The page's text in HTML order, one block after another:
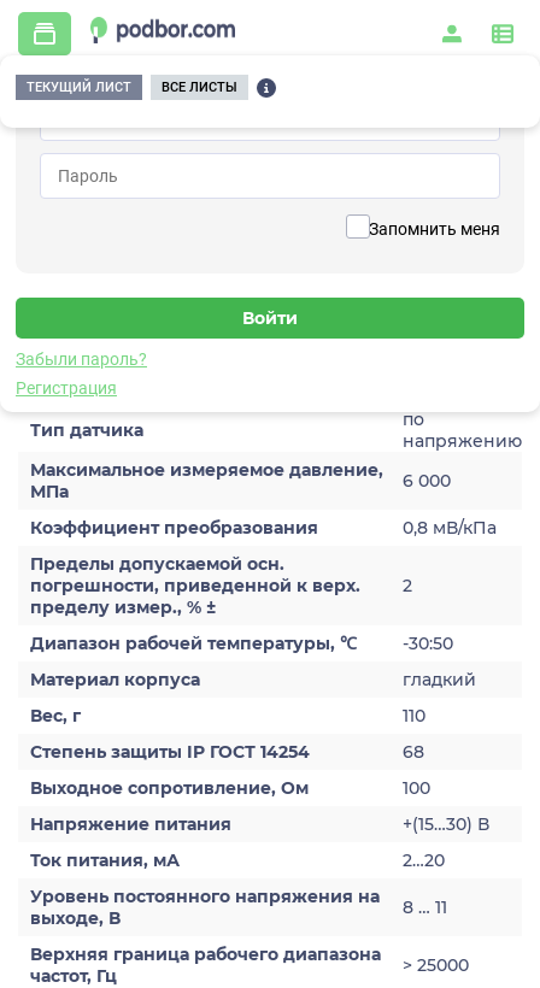
Запомнить меня
Забыли пароль?
Регистрация
ТЕКУЩИЙ ЛИСТ ВСЕ ЛИСТЫ
Главная / Контрольно-измерительные приборы и автоматика / Датчики /
Динамического давления / 5V123TA-60
Датчик динамического давления
Характеристики
Тип датчика
по
напряжению
Максимальное измеряемое давление,
МПа
6 000
Коэффициент преобразования
0,8 мВ/кПа
Пределы допускаемой осн.
погрешности, приведенной к верх.
пределу измер., % ±
2
Диапазон рабочей температуры, ℃
-30:50
Материал корпуса
гладкий
Вес, г
110
Степень защиты IP ГОСТ 14254
68
Выходное сопротивление, Ом
100
Напряжение питания
+(15…30) В
Ток питания, мА
2…20
Уровень постоянного напряжения на
выходе, В
8 … 11
Верхняя граница рабочего диапазона
частот, Гц
> 25000